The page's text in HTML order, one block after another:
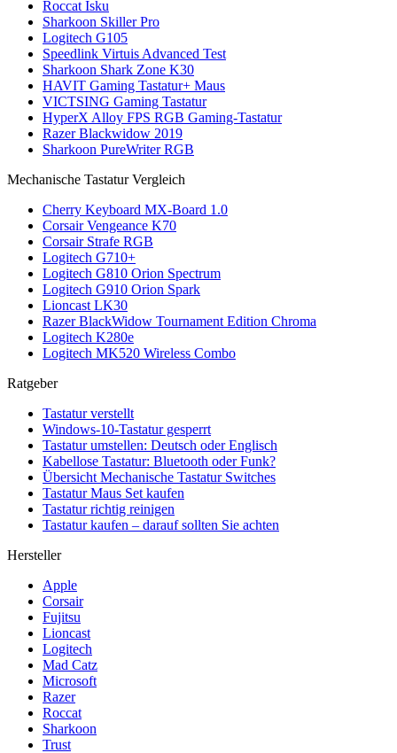
Roccat Isku
Sharkoon Skiller Pro
Logitech G105
Speedlink Virtuis Advanced Test
Sharkoon Shark Zone K30
HAVIT Gaming Tastatur+ Maus
VICTSING Gaming Tastatur
HyperX Alloy FPS RGB Gaming-Tastatur
Razer Blackwidow 2019
Sharkoon PureWriter RGB
Mechanische Tastatur Vergleich
Cherry Keyboard MX-Board 1.0
Corsair Vengeance K70
Corsair Strafe RGB
Logitech G710+
Logitech G810 Orion Spectrum
Logitech G910 Orion Spark
Lioncast LK30
Razer BlackWidow Tournament Edition Chroma
Logitech K280e
Logitech MK520 Wireless Combo
Ratgeber
Tastatur verstellt
Windows-10-Tastatur gesperrt
Tastatur umstellen: Deutsch oder Englisch
Kabellose Tastatur: Bluetooth oder Funk?
Übersicht Mechanische Tastatur Switches
Tastatur Maus Set kaufen
Tastatur richtig reinigen
Tastatur kaufen – darauf sollten Sie achten
Hersteller
Apple
Corsair
Fujitsu
Lioncast
Logitech
Mad Catz
Microsoft
Razer
Roccat
Sharkoon
Trust